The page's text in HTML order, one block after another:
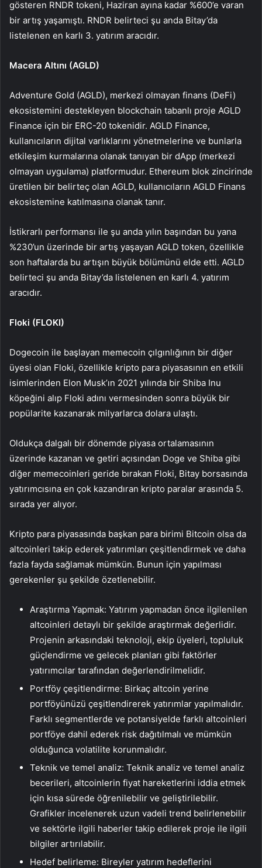
gösteren RNDR tokeni, Haziran ayına kadar %600’e varan
bir artış yaşamıştı. RNDR belirteci şu anda Bitay’da
listelenen en karlı 3. yatırım aracıdır.
Macera Altını (AGLD)
Adventure Gold (AGLD), merkezi olmayan finans (DeFi)
ekosistemini destekleyen blockchain tabanlı proje AGLD
Finance için bir ERC-20 tokenidir. AGLD Finance,
kullanıcıların dijital varlıklarını yönetmelerine ve bunlarla
etkileşim kurmalarına olanak tanıyan bir dApp (merkezi
olmayan uygulama) platformudur. Ethereum blok zincirinde
üretilen bir belirteç olan AGLD, kullanıcıların AGLD Finans
ekosistemine katılmasına olanak tanır.
İstikrarlı performansı ile şu anda yılın başından bu yana
%230’un üzerinde bir artış yaşayan AGLD token, özellikle
son haftalarda bu artışın büyük bölümünü elde etti. AGLD
belirteci şu anda Bitay’da listelenen en karlı 4. yatırım
aracıdır.
Floki (FLOKI)
Dogecoin ile başlayan memecoin çılgınlığının bir diğer
üyesi olan Floki, özellikle kripto para piyasasının en etkili
isimlerinden Elon Musk’ın 2021 yılında bir Shiba Inu
köpeğini alıp Floki adını vermesinden sonra büyük bir
popülarite kazanarak milyarlarca dolara ulaştı.
Oldukça dalgalı bir dönemde piyasa ortalamasının
üzerinde kazanan ve getiri açısından Doge ve Shiba gibi
diğer memecoinleri geride bırakan Floki, Bitay borsasında
yatırımcısına en çok kazandıran kripto paralar arasında 5.
sırada yer alıyor.
Kripto para piyasasında başkan para birimi Bitcoin olsa da
altcoinleri takip ederek yatırımları çeşitlendirmek ve daha
fazla fayda sağlamak mümkün. Bunun için yapılması
gerekenler şu şekilde özetlenebilir.
Araştırma Yapmak: Yatırım yapmadan önce ilgilenilen
altcoinleri detaylı bir şekilde araştırmak değerlidir.
Projenin arkasındaki teknoloji, ekip üyeleri, topluluk
güçlendirme ve gelecek planları gibi faktörler
yatırımcılar tarafından değerlendirilmelidir.
Portföy çeşitlendirme: Birkaç altcoin yerine
portföyünüzü çeşitlendirerek yatırımlar yapılmalıdır.
Farklı segmentlerde ve potansiyelde farklı altcoinleri
portföye dahil ederek risk dağıtılmalı ve mümkün
olduğunca volatilite korunmalıdır.
Teknik ve temel analiz: Teknik analiz ve temel analiz
becerileri, altcoinlerin fiyat hareketlerini iddia etmek
için kısa sürede öğrenilebilir ve geliştirilebilir.
Grafikler incelenerek uzun vadeli trend belirlenebilir
ve sektörle ilgili haberler takip edilerek proje ile ilgili
bilgiler artırılabilir.
Hedef belirleme: Bireyler yatırım hedeflerini